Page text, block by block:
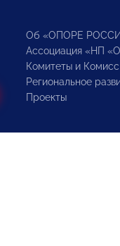
Об «ОПОРЕ
Ассоциация «НП
Комитеты и
Региональное
Проекты